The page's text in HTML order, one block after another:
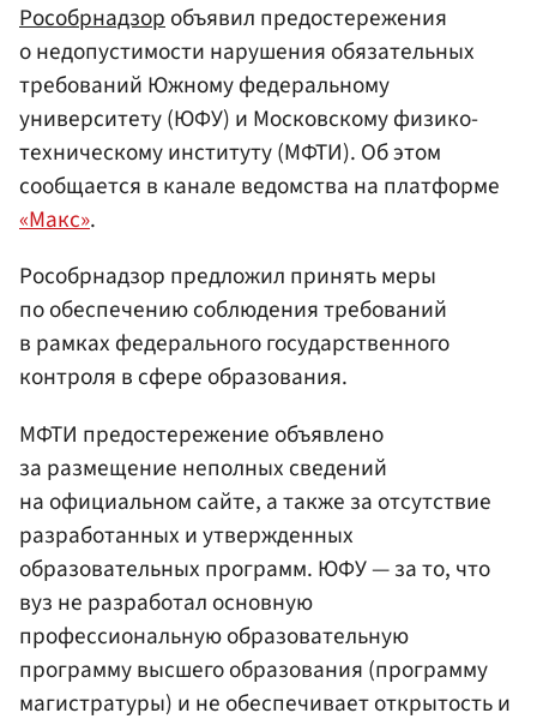
Рособрнадзоробъявил предостережения
о недопустимости нарушения обязательных
требований Южному федеральному
университету (ЮФУ) и Московскому физико-
техническому институту (МФТИ). Об этом
сообщается в канале ведомства на платформе
«Макс».
Рособрнадзор предложил принять меры
по обеспечению соблюдения требований
в рамках федерального государственного
контроля в сфере образования.
МФТИ предостережение объявлено
за размещение неполных сведений
на официальном сайте, а также за отсутствие
разработанных и утвержденных
образовательных программ. ЮФУ — за то, что
вуз не разработал основную
профессиональную образовательную
программу высшего образования (программу
магистратуры) и не обеспечивает открытость и